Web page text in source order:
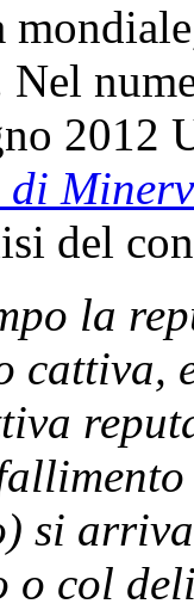
2012
di
del
la
cattiva,
si
o col